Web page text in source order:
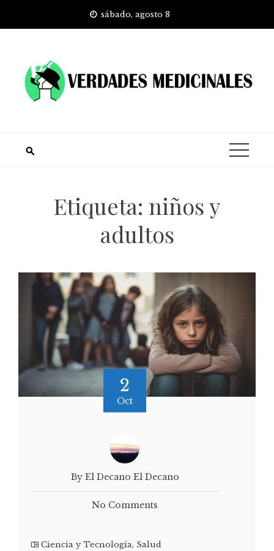
sábado, agosto 8
Etiqueta: niños y
adultos
2
Oct
By El Decano El Decano
No Comments
Ciencia y Tecnología, Salud